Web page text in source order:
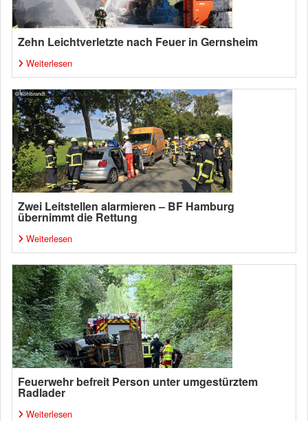
Zehn Leichtverletzte nach Feuer in Gernsheim
Weiterlesen
Zwei Leitstellen alarmieren – BF Hamburg
übernimmt die Rettung
Weiterlesen
Feuerwehr befreit Person unter umgestürztem
Radlader
Weiterlesen